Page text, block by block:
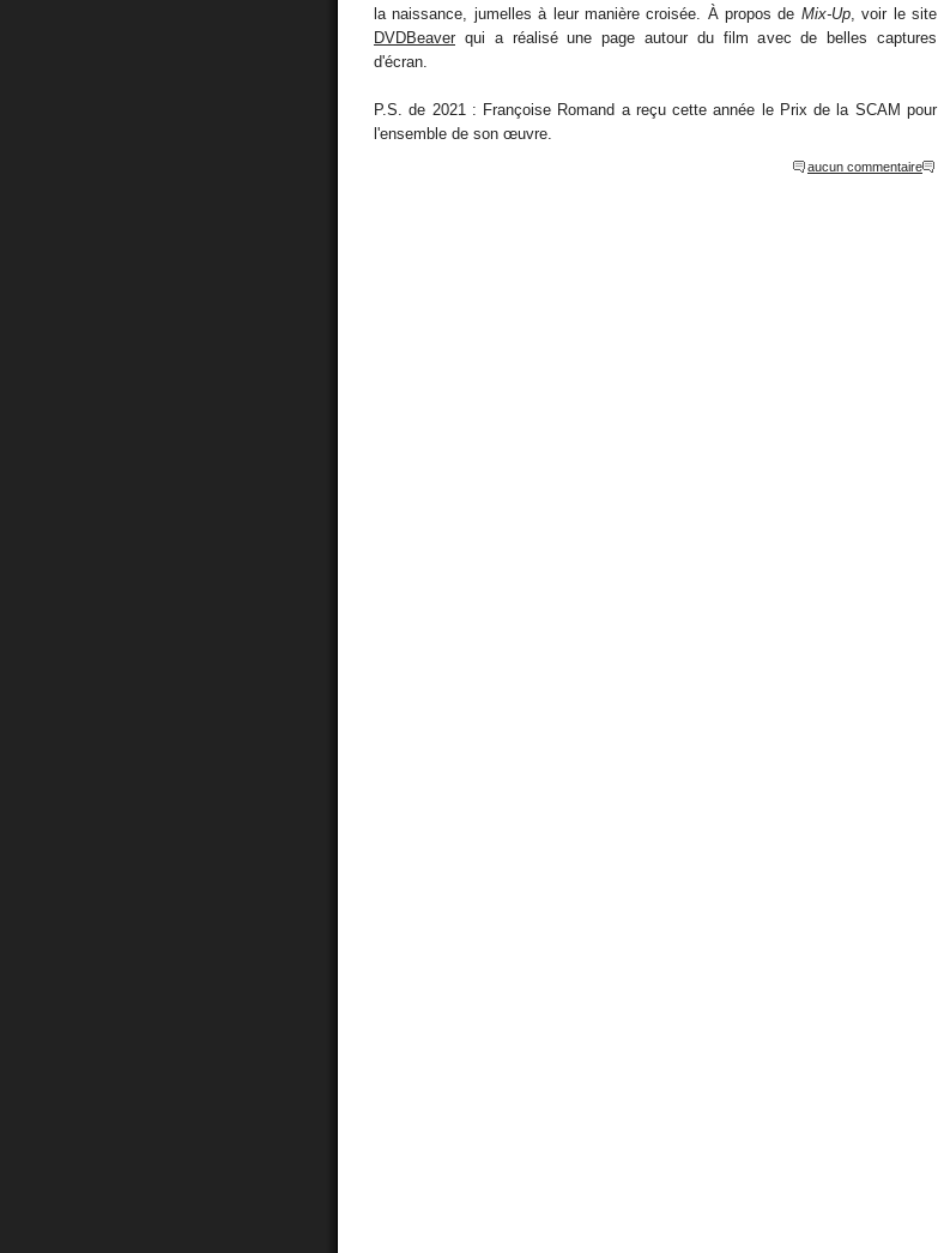
la naissance, jumelles à leur manière croisée. À propos de Mix-Up, voir le site
DVDBeaver qui a réalisé une page autour du film avec de belles captures
d'écran.
P.S. de 2021 : Françoise Romand a reçu cette année le Prix de la SCAM pour
l'ensemble de son œuvre.
aucun commentaire